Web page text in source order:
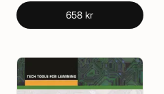
658 kr